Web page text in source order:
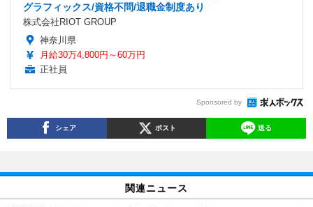
グラフィックス/資格不問/退職金制度あり
株式会社RIOT GROUP
神奈川県
月給30万4,800円～60万円
正社員
Sponsored by
シェア ポスト 送る
関連ニュース